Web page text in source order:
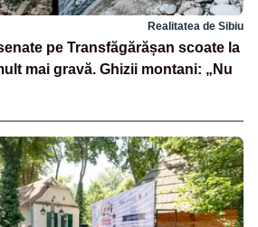
Realitatea de Sibiu
pe Transfăgărășan scoate la
mai gravă. Ghizii montani: „Nu